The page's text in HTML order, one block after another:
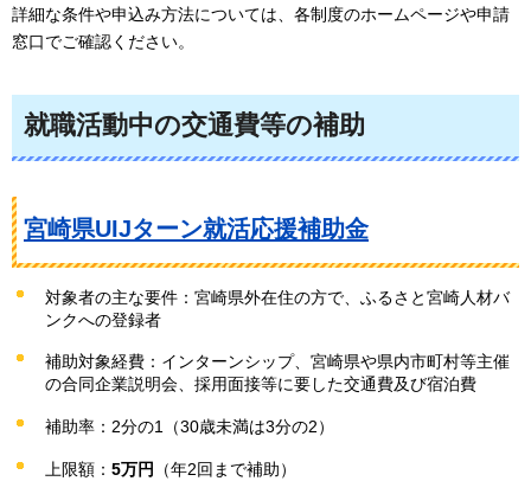
詳細な条件や申込み方法については、各制度のホームページや申請
窓口でご確認ください。
就職活動中の交通費等の補助
宮崎県UIJターン就活応援補助金
対象者の主な要件：宮崎県外在住の方で、ふるさと宮崎人材バ
ンクへの登録者
補助対象経費：インターンシップ、宮崎県や県内市町村等主催
の合同企業説明会、採用面接等に要した交通費及び宿泊費
補助率：2分の1（30歳未満は3分の2）
上限額： 5万円 （年2回まで補助）